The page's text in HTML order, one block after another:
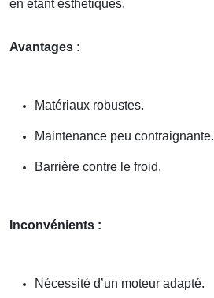
en étant esthétiques.
Avantages :
Matériaux robustes.
Maintenance peu contraignante.
Barrière contre le froid.
Inconvénients :
Nécessité d’un moteur adapté.